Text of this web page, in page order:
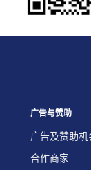
广告与赞助
广告及赞助机
合作商家